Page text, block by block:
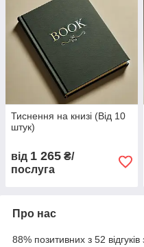
Тиснення на книзі (Від 10
штук)
від 1 265 ₴/
послуга
Про нас
88% позитивних з 52 відгуків